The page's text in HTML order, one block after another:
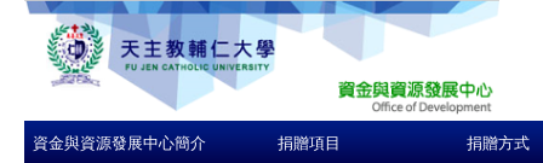
資金與資源發展中心簡介 捐贈項目 捐贈方式